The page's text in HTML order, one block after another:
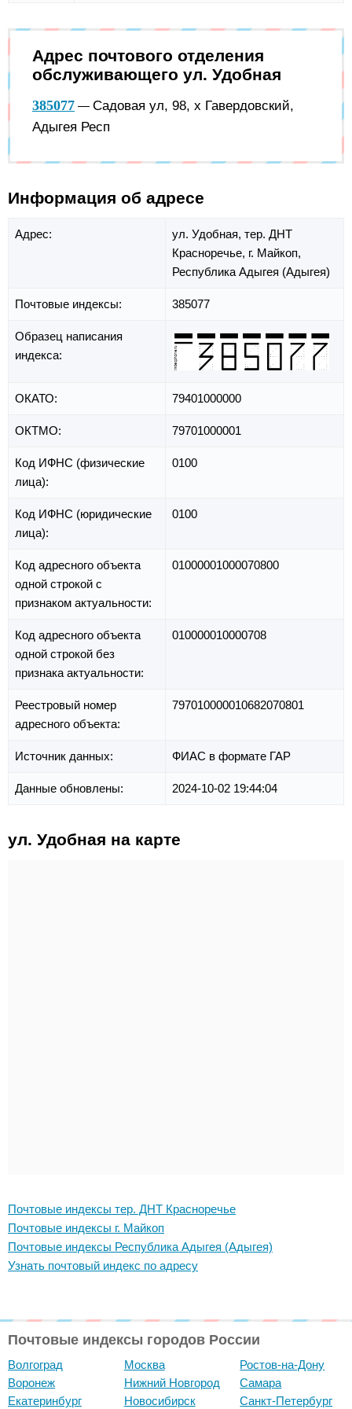
Адрес почтового отделения
обслуживающего ул. Удобная
385077 — Садовая ул, 98, х Гавердовский,
Адыгея Респ
Информация об адресе
Адрес: ул. Удобная, тер. ДНТ
Красноречье, г. Майкоп,
Республика Адыгея (Адыгея)
Почтовые индексы: 385077
Образец написания
индекса:
ОКАТО: 79401000000
ОКТМО: 79701000001
Код ИФНС (физические
лица):
0100
Код ИФНС (юридические
лица):
0100
Код адресного объекта
одной строкой с
признаком актуальности:
01000001000070800
Код адресного объекта
одной строкой без
признака актуальности:
010000010000708
Реестровый номер
адресного объекта:
797010000010682070801
Источник данных: ФИАС в формате ГАР
Данные обновлены: 2024-10-02 19:44:04
ул. Удобная на карте
Почтовые индексы тер. ДНТ Красноречье
Почтовые индексы г. Майкоп
Почтовые индексы Республика Адыгея (Адыгея)
Узнать почтовый индекс по адресу
Почтовые индексы городов России
Волгоград
Воронеж
Екатеринбург
Москва
Нижний Новгород
Новосибирск
Ростов-на-Дону
Самара
Санкт-Петербург